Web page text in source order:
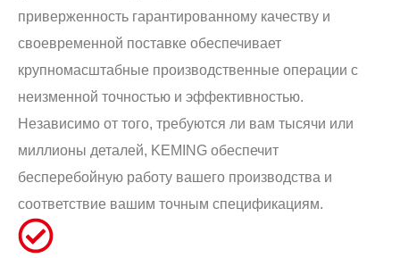
приверженность гарантированному качеству и
своевременной поставке обеспечивает
крупномасштабные производственные операции с
неизменной точностью и эффективностью.
Независимо от того, требуются ли вам тысячи или
миллионы деталей, KEMING обеспечит
бесперебойную работу вашего производства и
соответствие вашим точным спецификациям.